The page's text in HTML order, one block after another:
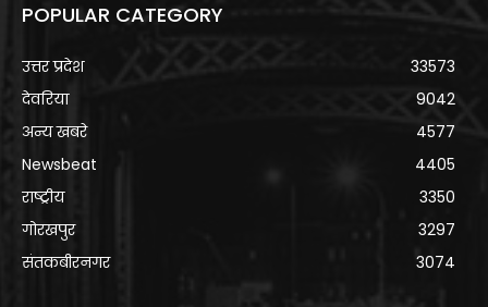
POPULAR CATEGORY
उत्तर प्रदेश
33573
देवरिया
9042
अन्य खबरे
4577
Newsbeat
4405
राष्ट्रीय
3350
गोरखपुर
3297
संतकबीरनगर
3074